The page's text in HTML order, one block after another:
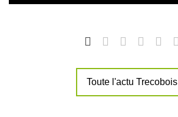
Toute l'actu Trecobois